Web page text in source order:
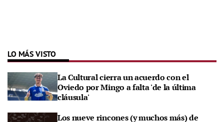
LO MÁS VISTO
La Cultural cierra un acuerdo con el
Oviedo por Mingo a falta 'de la última
cláusula'
Los nueve rincones (y muchos más) de